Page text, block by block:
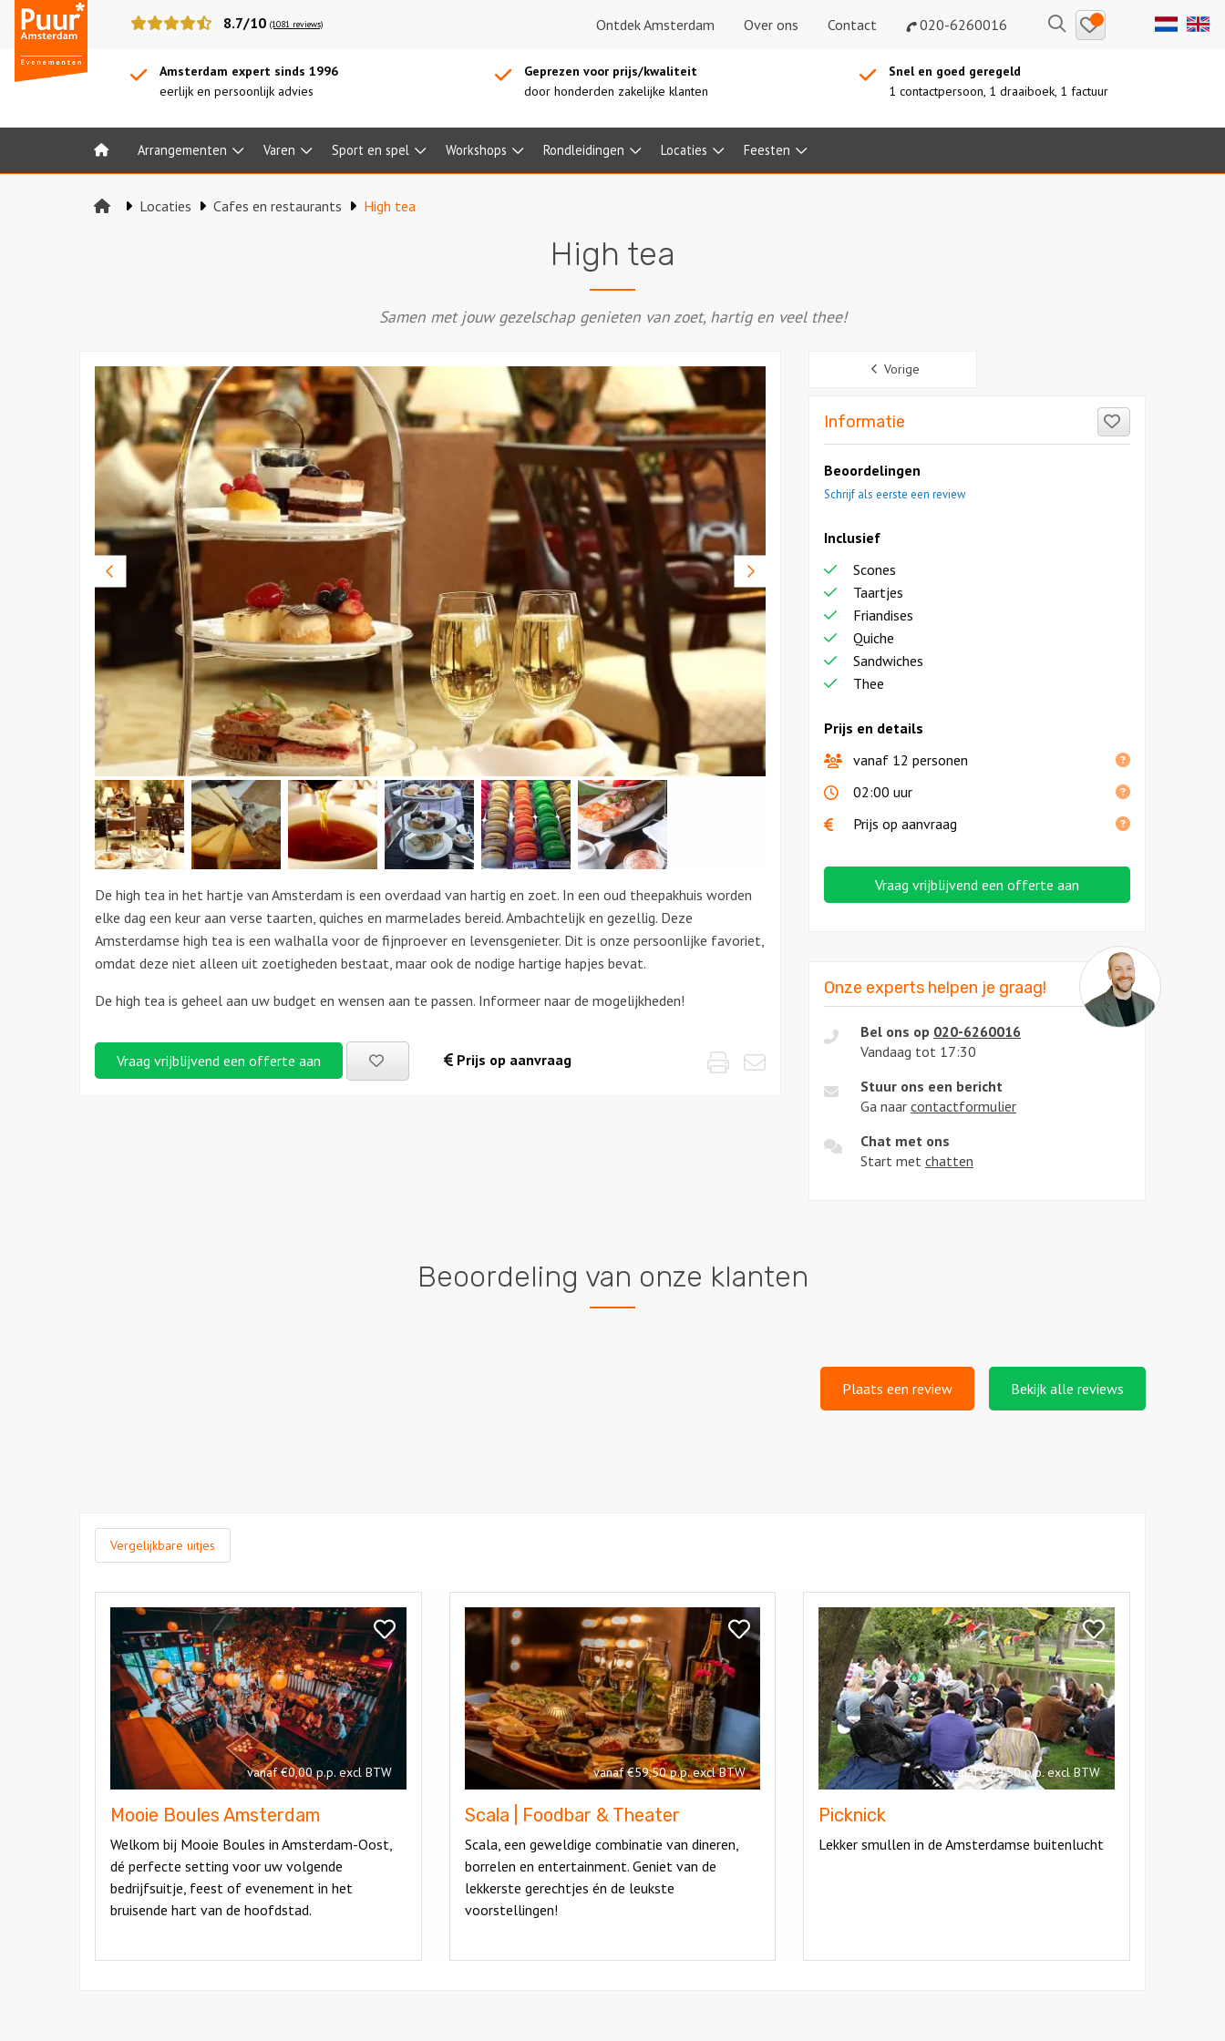
Puur*
Amsterdam
bedrijfsuitjes
8.7/10 (1081 reviews) Ontdek Amsterdam Over ons Contact 020-6260016 ZoekenBewaarde
uitjes
Amsterdam expert sinds 1996
eerlijk en persoonlijk advies
Geprezen voor prijs/kwaliteit
door honderden zakelijke klanten
Snel en goed geregeld
1 contactpersoon, 1 draaiboek, 1 factuur
Home Arrangementen Varen Sport en spel Workshops Rondleidingen Locaties Feesten
Locaties Cafes en restaurants High tea
High tea
Samen met jouw gezelschap genieten van zoet, hartig en veel thee!
foto
Volgende
foto
De high tea in het hartje van Amsterdam is een overdaad van hartig en zoet. In een oud theepakhuis worden
elke dag een keur aan verse taarten, quiches en marmelades bereid. Ambachtelijk en gezellig. Deze
Amsterdamse high tea is een walhalla voor de fijnproever en levensgenieter. Dit is onze persoonlijke favoriet,
omdat deze niet alleen uit zoetigheden bestaat, maar ook de nodige hartige hapjes bevat.
De high tea is geheel aan uw budget en wensen aan te passen. Informeer naar de mogelijkheden!
Vraag vrijblijvend een offerte aan
Bewaarde
uitjes
Prijs op aanvraag Email
Print
Sidebar
Vorige
Informatie
Beoordelingen
Schrijf als eerste een review
Prijs en details
vanaf 12 personen
02:00 uur
Prijs op aanvraag
Inclusief
Scones
Taartjes
Friandises
Quiche
Sandwiches
Thee
Vraag vrijblijvend een offerte aan
Onze experts helpen je graag!
Bel ons op 020-6260016
Vandaag tot 17:30
Stuur ons een bericht
Ga naar contactformulier
Chat met ons
Start met chatten
Beoordeling van onze klanten
Plaats een review Bekijk alle reviews
Vergelijkbare uitjes
Bekijk
Mooie
Boules
Amsterdam
vanaf €0,00 p.p. excl BTW
Mooie Boules Amsterdam
Welkom bij Mooie Boules in Amsterdam-Oost,
dé perfecte setting voor uw volgende
bedrijfsuitje, feest of evenement in het
bruisende hart van de hoofdstad.
Bekijk
Boules
Amsterdam
Bekijk
Scala
|
&
Theater
vanaf €59,50 p.p. excl BTW
Scala | Foodbar & Theater
Scala, een geweldige combinatie van dineren,
borrelen en entertainment. Geniet van de
lekkerste gerechtjes én de leukste
voorstellingen!
Bekijk
Scala
Theater
Bekijk
Picknick
vanaf €29,50 p.p. excl BTW
Picknick
Lekker smullen in de Amsterdamse buitenlucht
Bekijk
Picknick